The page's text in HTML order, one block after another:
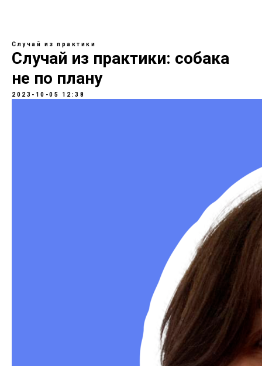
Случай из практики
Случай из практики: собака
не по плану
2023-10-05 12:38